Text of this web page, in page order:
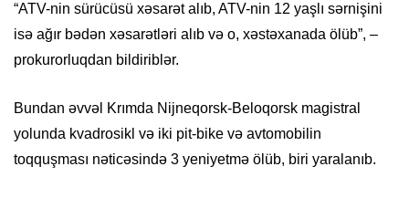
“ATV-nin sürücüsü xəsarət alıb, ATV-nin 12 yaşlı sərnişini
isə ağır bədən xəsarətləri alıb və o, xəstəxanada ölüb”, –
prokurorluqdan bildiriblər.
Bundan əvvəl Krımda Nijneqorsk-Beloqorsk magistral
yolunda kvadrosikl və iki pit-bike və avtomobilin
toqquşması nəticəsində 3 yeniyetmə ölüb, biri yaralanıb.